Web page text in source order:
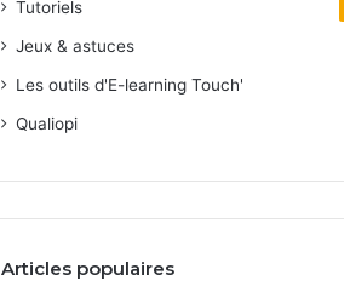
Tutoriels
Jeux & astuces
Les outils d'E-learning Touch'
Qualiopi
Articles populaires